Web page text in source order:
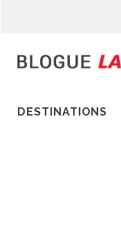
DESTINATIONS